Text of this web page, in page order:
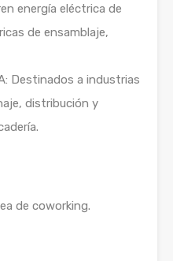
energía eléctrica de
de ensamblaje,
Destinados a industrias
distribución y
de coworking.